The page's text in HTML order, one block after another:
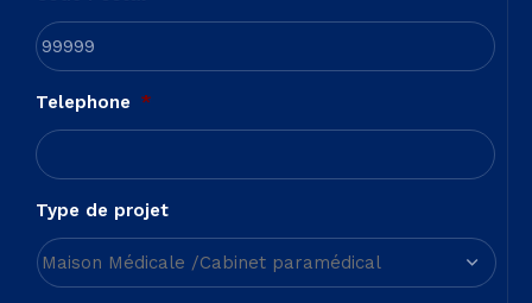
Telephone *
Type de projet